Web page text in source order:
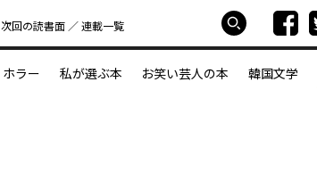
次回の読書⾯ 連載一覧
ホラー 私が選ぶ本 お笑い芸人の本 韓国文学